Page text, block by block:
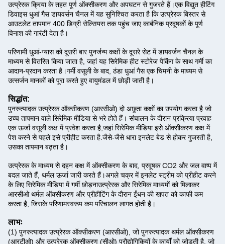
उत्प्रेरक क्रिया के तहत पूर्ण ऑक्सीकरण और अपघटन से गुजरते हैं।एक विद्युत हीटिंग
डिवाइस धुआं गैस डायवर्सन चैनल में यह सुनिश्चित करता है कि उत्प्रेरक बिस्तर से
आउटलेट तापमान 400 डिग्री सेल्सियस तक पहुंच जाए कार्बनिक प्रदूषकों के पूर्ण
विनाश की गारंटी देता है।
परिणामी धुआं-ग्यास को दूसरी बार पुनर्जन्म कक्षों के दूसरे सेट में डायवर्जन चैनल के
माध्यम से वितरित किया जाता है, जहां यह सिरेमिक हीट स्टोरेज पैकिंग के साथ गर्मी का
आदान-प्रदान करता है।गर्मी वसूली के बाद, ठंडा धुआं गैस एक चिमनी के माध्यम से
उत्सर्जन मानकों को पूरा करते हुए वायुमंडल में छोड़ी जाती है।
सिद्धांत:
पुनरुत्पादक उत्प्रेरक ऑक्सीकरण (आरसीओ) दो अछूता कक्षों का उपयोग करता है जो
उच्च तापमान वाले सिरेमिक मीडिया से भरे होते हैं। संचालन के दौरान प्रक्रिया प्रवाह
एक ऊर्जा वसूली कक्ष में प्रवेश करता है,जहां सिरेमिक मीडिया इसे ऑक्सीकरण कक्ष में
पेश करने से पहले इसे प्रीहीट करता है. जैसे-जैसे धारा इनलेट बेड से होकर गुजरती है,
उसका तापमान बढ़ता है।
उत्प्रेरक के माध्यम से दहन कक्ष में ऑक्सीकरण के बाद, प्रदूषक CO2 और जल वाष्प में
बदल जाते हैं, थर्मल ऊर्जा जारी करते हैं।अगले चक्र में इनलेट स्ट्रीम को प्रीहीट करने
के लिए सिरेमिक मीडिया में गर्मी छोड़नाउत्प्रेरक और सिरेमिक माध्यमों को मिलाकर
आरसीओ थर्मल ऑक्सीकरण और प्रीहीटिंग के दौरान ईंधन की खपत को काफी कम
करता है, जिसके परिणामस्वरूप कम परिचालन लागत होती है।
लाभः
(1) पुनरुत्पादक उत्प्रेरक ऑक्सीकरण (आरसीओ), जो पुनरुत्पादक थर्मल ऑक्सीकरण
(आरटीओ) और उत्प्रेरक ऑक्सीकरण (सीओ) प्रौद्योगिकियों के कार्यों को जोड़ती है, जो